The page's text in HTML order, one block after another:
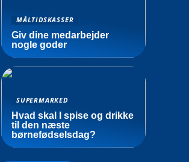
MÅLTIDSKASSER
Giv dine medarbejder
nogle goder
SUPERMARKED
Hvad skal I spise og drikke
til den næste
børnefødselsdag?